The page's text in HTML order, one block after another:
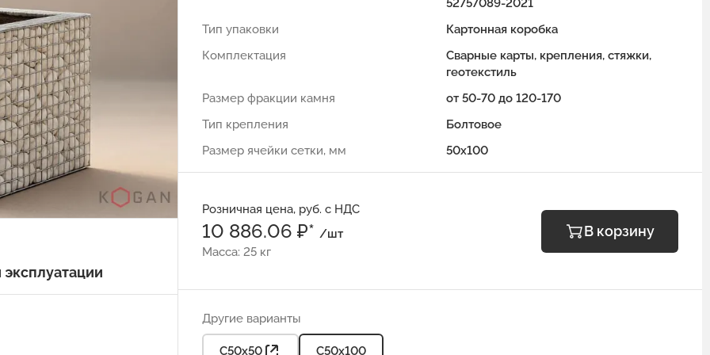
52757089-2021
Тип упаковки
Картонная коробка
Комплектация
Сварные карты, крепления, стяжки,
геотекстиль
Размер фракции камня
от 50-70 до 120-170
Тип крепления
Болтовое
Размер ячейки сетки, мм
50x100
Розничная цена, руб. с НДС
10 886.06 ₽* /шт
Масса: 25 кг
В корзину
Другие варианты
С50х50 С50х100